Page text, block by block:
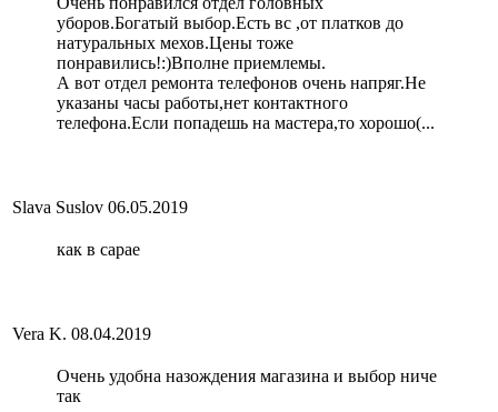
уборов.Богатый выбор.Есть вс ,от платков до
натуральных мехов.Цены тоже
понравились!:)Вполне приемлемы.
А вот отдел ремонта телефонов очень напряг.Не
указаны часы работы,нет контактного
телефона.Если попадешь на мастера,то хорошо(...
Slava Suslov 06.05.2019
как в сарае
Vera K. 08.04.2019
Очень удобна назождения магазина и выбор ниче
так